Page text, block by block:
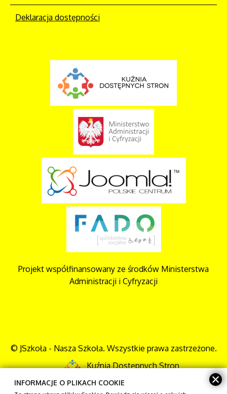
Deklaracja dostępności
Projekt współfinansowany ze środków Ministerstwa
Administracji i Cyfryzacji
© JSzkoła - Nasza Szkoła. Wszystkie prawa zastrzeżone.
Kuźnia Dostępnych Stron
Mapa strony
INFORMACJE O PLIKACH COOKIE